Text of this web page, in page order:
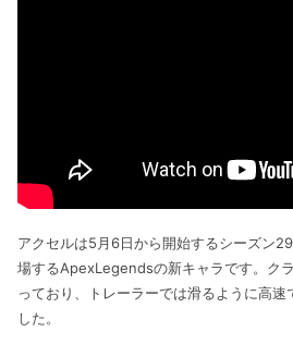
アクセルは5月6日から開始するシーズン
場するApexLegendsの新キャラです。ク
っており、トレーラーでは滑るように高速
した。